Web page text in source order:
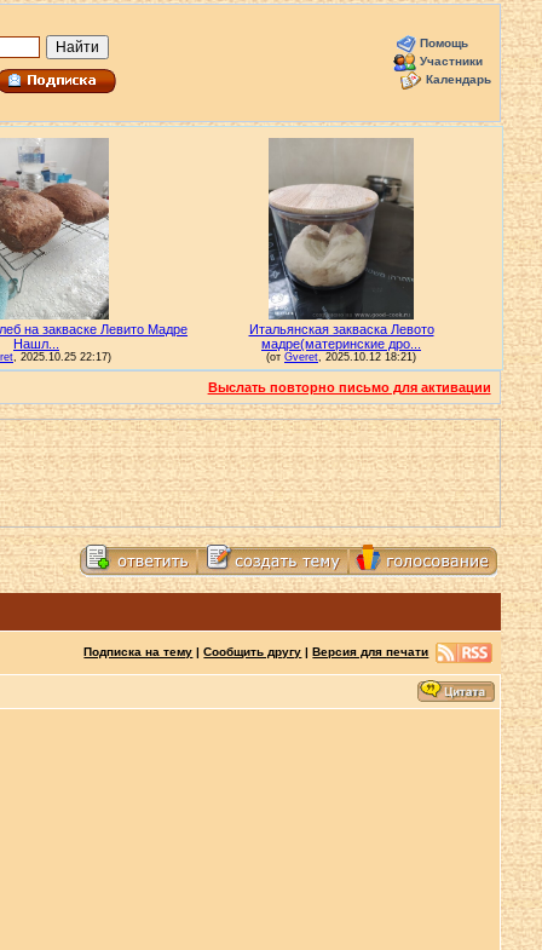
Помощь
Участники
Календарь
Выслать повторно письмо для активации
Подписка на тему |Сообщить другу |Версия для печати